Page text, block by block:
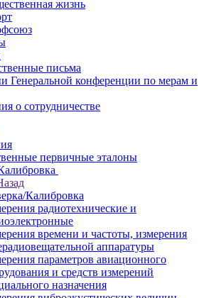
жизнь
письма
Генеральной конференции по мерам и
о сотрудничестве
первичные эталоны
Калибровка
радиотехнические и
времени и частоты, измерения
аппаратуры
параметров авиационного
и средств измерений
назначения